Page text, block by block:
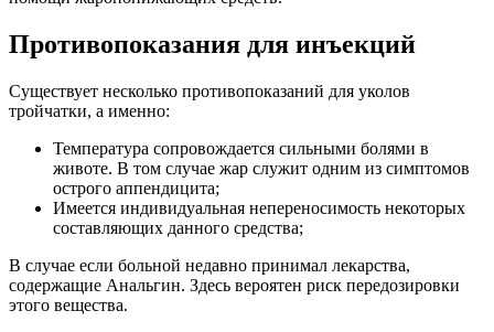
Противопоказания для инъекций
Существует несколько противопоказаний для уколов
тройчатки, а именно:
Температура сопровождается сильными болями в
животе. В том случае жар служит одним из симптомов
острого аппендицита;
Имеется индивидуальная непереносимость некоторых
составляющих данного средства;
В случае если больной недавно принимал лекарства,
содержащие Анальгин. Здесь вероятен риск передозировки
этого вещества.